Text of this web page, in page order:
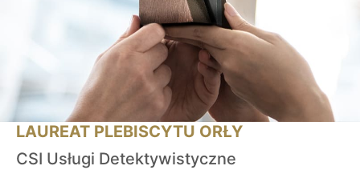
LAUREAT PLEBISCYTU ORŁY
CSI Usługi Detektywistyczne